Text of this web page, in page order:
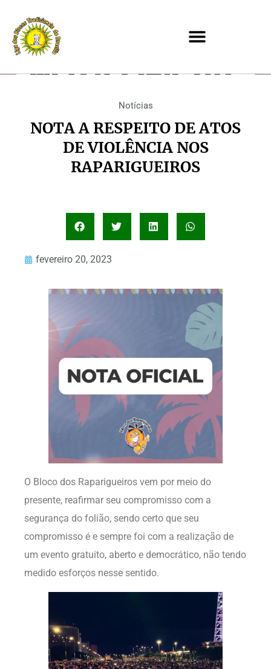
Notícias
NOTA A RESPEITO DE ATOS
DE VIOLÊNCIA NOS
RAPARIGUEIROS
fevereiro 20, 2023
O Bloco dos Raparigueiros vem por meio do
presente, reafirmar seu compromisso com a
segurança do folião, sendo certo que seu
compromisso é e sempre foi com a realização de
um evento gratuito, aberto e democrático, não tendo
medido esforços nesse sentido.